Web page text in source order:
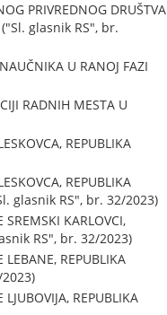
PRIVREDNOG DRUŠTVA
("Sl. glasnik RS", br.
U RANOJ FAZI
RADNIH MESTA U
REPUBLIKA
REPUBLIKA
glasnik RS", br. 32/2023)
SREMSKI KARLOVCI,
RS", br. 32/2023)
LEBANE, REPUBLIKA
2023)
REPUBLIKA